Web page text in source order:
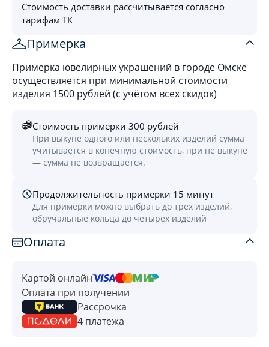
Стоимость доставки рассчитывается согласно
тарифам ТК
Примерка
Примерка ювелирных украшений в городе Омске
осуществляется при минимальной стоимости
изделия 1500 рублей (с учётом всех скидок)
Стоимость примерки 300 рублей
При выкупе одного или нескольких изделий сумма
учитывается в конечную стоимость, при не выкупе
— сумма не возвращается.
Продолжительность примерки 15 минут
Для примерки можно выбрать до трех изделий,
обручальные кольца до четырех изделий
Оплата
Картой онлайн
Оплата при получении
Рассрочка
4 платежа